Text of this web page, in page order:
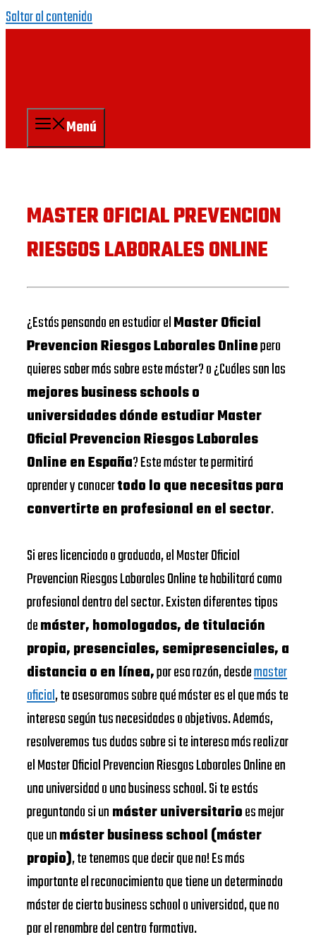
Saltar al contenido
Menú
MASTER OFICIAL PREVENCION
RIESGOS LABORALES ONLINE
¿Estás pensando en estudiar elMaster Oficial
Prevencion Riesgos Laborales Onlinepero
quieres saber más sobre este máster? o ¿Cuáles son las
mejores business schools o
universidades dónde estudiar Master
Oficial Prevencion Riesgos Laborales
Online en España? Este máster te permitirá
aprender y conocertodo lo que necesitas para
convertirte en profesional en el sector.
Si eres licenciado o graduado, el Master Oficial
Prevencion Riesgos Laborales Online te habilitará como
profesional dentro del sector. Existen diferentes tipos
demáster, homologados, de titulación
propia, presenciales, semipresenciales, a
distancia o en línea,por esa razón, desdemaster
oficial, te asesoramos sobre qué máster es el que más te
interesa según tus necesidades o objetivos. Además,
resolveremos tus dudas sobre si te interesa más realizar
el Master Oficial Prevencion Riesgos Laborales Online en
una universidad o una business school. Si te estás
preguntando si unmáster universitarioes mejor
que unmáster business school (máster
propio), te tenemos que decir que no! Es más
importante el reconocimiento que tiene un determinado
máster de cierta business school o universidad, que no
por el renombre del centro formativo.